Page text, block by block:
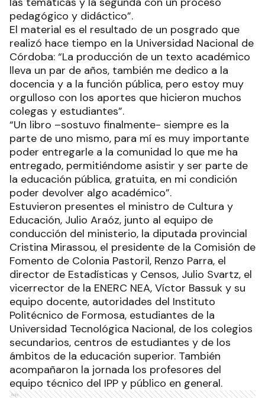
pedagógico y didáctico”.
El material es el resultado de un posgrado que
realizó hace tiempo en la Universidad Nacional de
Córdoba: “La producción de un texto académico
lleva un par de años, también me dedico a la
docencia y a la función pública, pero estoy muy
orgulloso con los aportes que hicieron muchos
colegas y estudiantes”.
“Un libro –sostuvo finalmente- siempre es la
parte de uno mismo, para mí es muy importante
poder entregarle a la comunidad lo que me ha
entregado, permitiéndome asistir y ser parte de
la educación pública, gratuita, en mi condición
poder devolver algo académico”.
Estuvieron presentes el ministro de Cultura y
Educación, Julio Araóz, junto al equipo de
conducción del ministerio, la diputada provincial
Cristina Mirassou, el presidente de la Comisión de
Fomento de Colonia Pastoril, Renzo Parra, el
director de Estadísticas y Censos, Julio Svartz, el
vicerrector de la ENERC NEA, Víctor Bassuk y su
equipo docente, autoridades del Instituto
Politécnico de Formosa, estudiantes de la
Universidad Tecnológica Nacional, de los colegios
secundarios, centros de estudiantes y de los
ámbitos de la educación superior. También
acompañaron la jornada los profesores del
equipo técnico del IPP y público en general.
Ads